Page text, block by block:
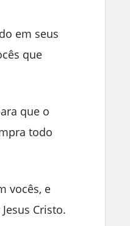
em seus
que
que o
todo
vocês, e
Cristo.